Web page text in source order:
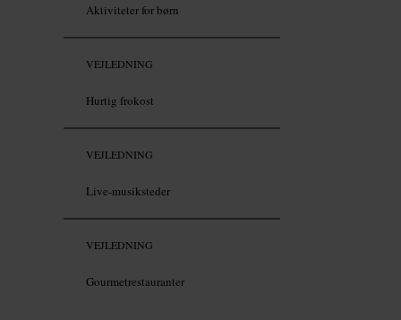
Aktiviteter for børn
VEJLEDNING
Hurtig frokost
VEJLEDNING
Live-musiksteder
VEJLEDNING
Gourmetrestauranter